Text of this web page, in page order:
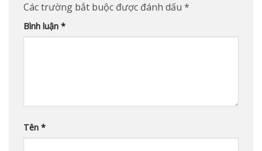
Các trường bắt buộc được đánh dấu *
Bình luận *
Tên *